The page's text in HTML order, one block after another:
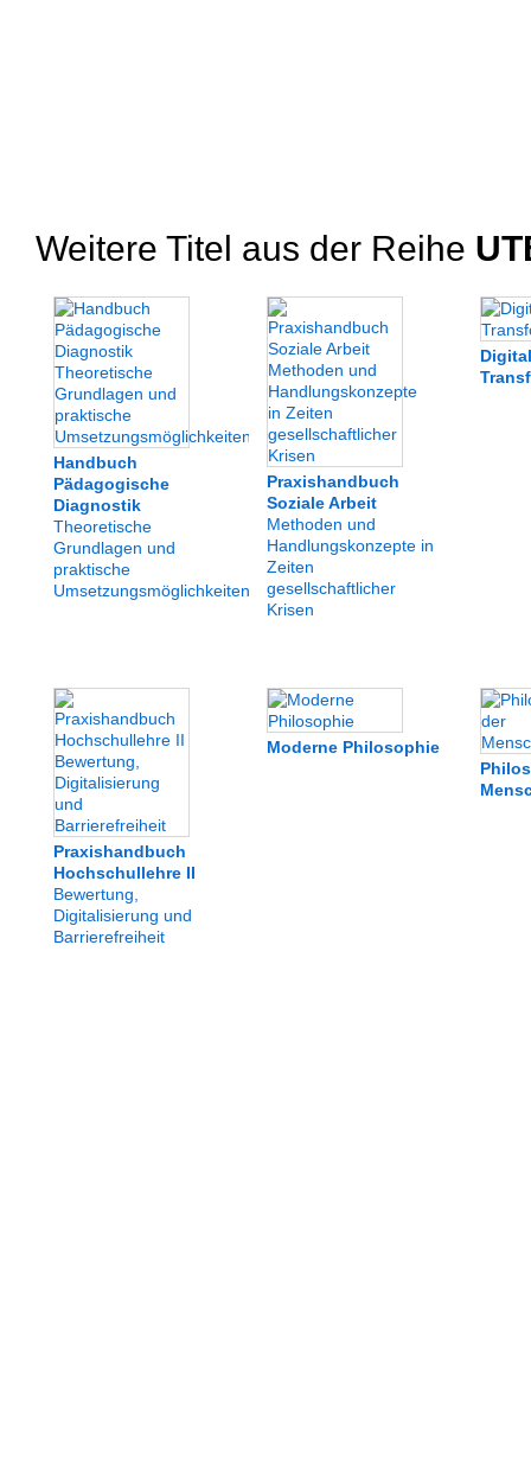
Weitere Titel aus der Reihe
Handbuch
Pädagogische
Diagnostik
Theoretische
Grundlagen und
praktische
Umsetzungsmöglichkeiten
Praxishandbuch
Soziale Arbeit
Methoden und
Handlungskonzepte in
Zeiten
gesellschaftlicher
Krisen
Praxishandbuch
Hochschullehre II
Bewertung,
Digitalisierung und
Barrierefreiheit
Moderne Philosophie